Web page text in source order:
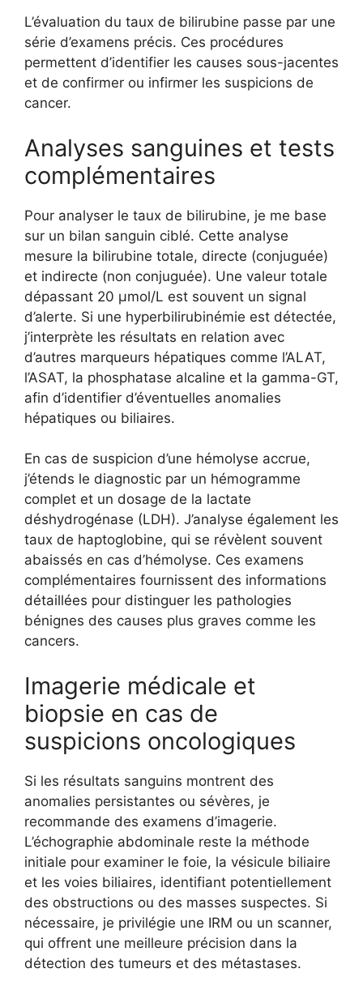
L’évaluation du taux de bilirubine passe par une
série d’examens précis. Ces procédures
permettent d’identifier les causes sous-jacentes
et de confirmer ou infirmer les suspicions de
cancer.
Analyses sanguines et tests
complémentaires
Pour analyser le taux de bilirubine, je me base
sur un bilan sanguin ciblé. Cette analyse
mesure la bilirubine totale, directe (conjuguée)
et indirecte (non conjuguée). Une valeur totale
dépassant 20 µmol/L est souvent un signal
d’alerte. Si une hyperbilirubinémie est détectée,
j’interprète les résultats en relation avec
d’autres marqueurs hépatiques comme l’ALAT,
l’ASAT, la phosphatase alcaline et la gamma-GT,
afin d’identifier d’éventuelles anomalies
hépatiques ou biliaires.
En cas de suspicion d’une hémolyse accrue,
j’étends le diagnostic par un hémogramme
complet et un dosage de la lactate
déshydrogénase (LDH). J’analyse également les
taux de haptoglobine, qui se révèlent souvent
abaissés en cas d’hémolyse. Ces examens
complémentaires fournissent des informations
détaillées pour distinguer les pathologies
bénignes des causes plus graves comme les
cancers.
Imagerie médicale et
biopsie en cas de
suspicions oncologiques
Si les résultats sanguins montrent des
anomalies persistantes ou sévères, je
recommande des examens d’imagerie.
L’échographie abdominale reste la méthode
initiale pour examiner le foie, la vésicule biliaire
et les voies biliaires, identifiant potentiellement
des obstructions ou des masses suspectes. Si
nécessaire, je privilégie une IRM ou un scanner,
qui offrent une meilleure précision dans la
détection des tumeurs et des métastases.